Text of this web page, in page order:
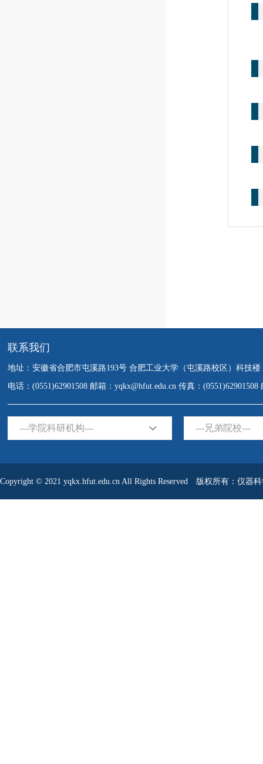
联系我们
地址：安徽省合肥市屯溪路193号 合肥工业大学（屯溪路校区）科技楼
电话：(0551)62901508 邮箱：yqkx@hfut.edu.cn 传真：(0551)62901508
---学院科研机构--- ---兄弟院校---
Copyright © 2021 yqkx.hfut.edu.cn All Rights Reserved 版权所有：仪器